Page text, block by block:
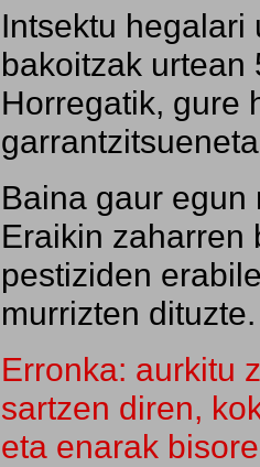
Intsektu hegalari
bakoitzak urtean
Horregatik, gure
Baina gaur egun
Eraikin zaharren
pestiziden
murrizten dituzte.
Erronka: aurkitu
sartzen diren,
eta enarak